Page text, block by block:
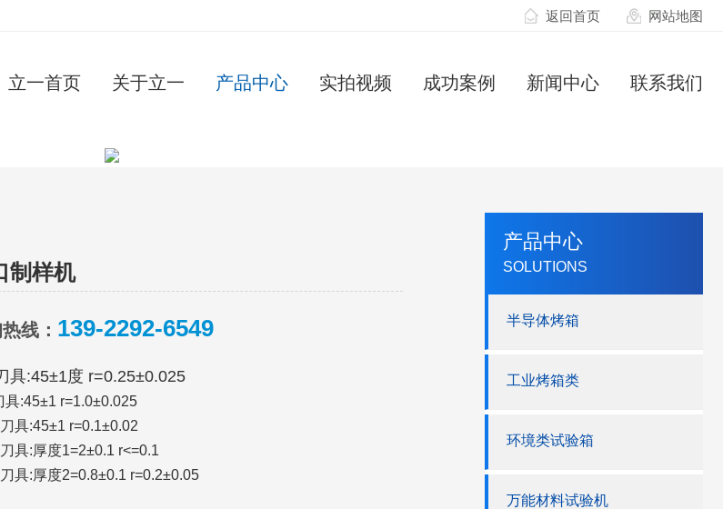
返回首页 网站地图
立一首页 关于立一 产品中心 实拍视频 成功案例 新闻中心 联系我们
产品中心
SOLUTIONS
半导体烤箱
工业烤箱类
环境类试验箱
万能材料试验机
制样机
线： 139-2292-6549
具:45±1度 r=0.25±0.025
具:45±1 r=1.0±0.025
具:45±1 r=0.1±0.02
具:厚度1=2±0.1 r<=0.1
具:厚度2=0.8±0.1 r=0.2±0.05